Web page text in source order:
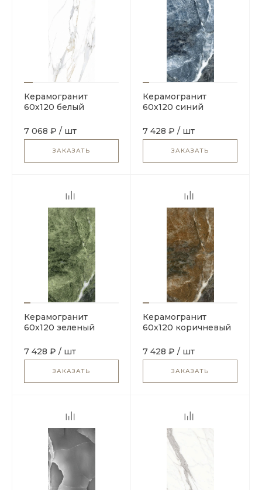
Керамогранит
60х120 белый
7 068 ₽ / шт
ЗАКАЗАТЬ
Керамогранит
60х120 синий
Blue
7 428 ₽ / шт
ЗАКАЗАТЬ
Керамогранит
60х120 зеленый
Jade
7 428 ₽ / шт
ЗАКАЗАТЬ
Керамогранит
60х120 коричневый
Coffee
7 428 ₽ / шт
ЗАКАЗАТЬ